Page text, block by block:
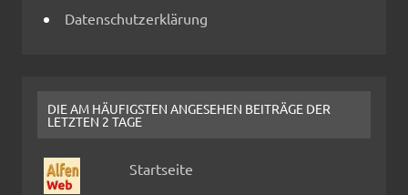
Datenschutzerklärung
DIE AM HÄUFIGSTEN ANGESEHEN BEITRÄGE DER
LETZTEN 2 TAGE
Startseite